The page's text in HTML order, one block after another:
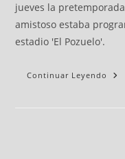
jueves la
amistoso estaba
estadio 'El Pozuelo'.
Continuar Leyendo